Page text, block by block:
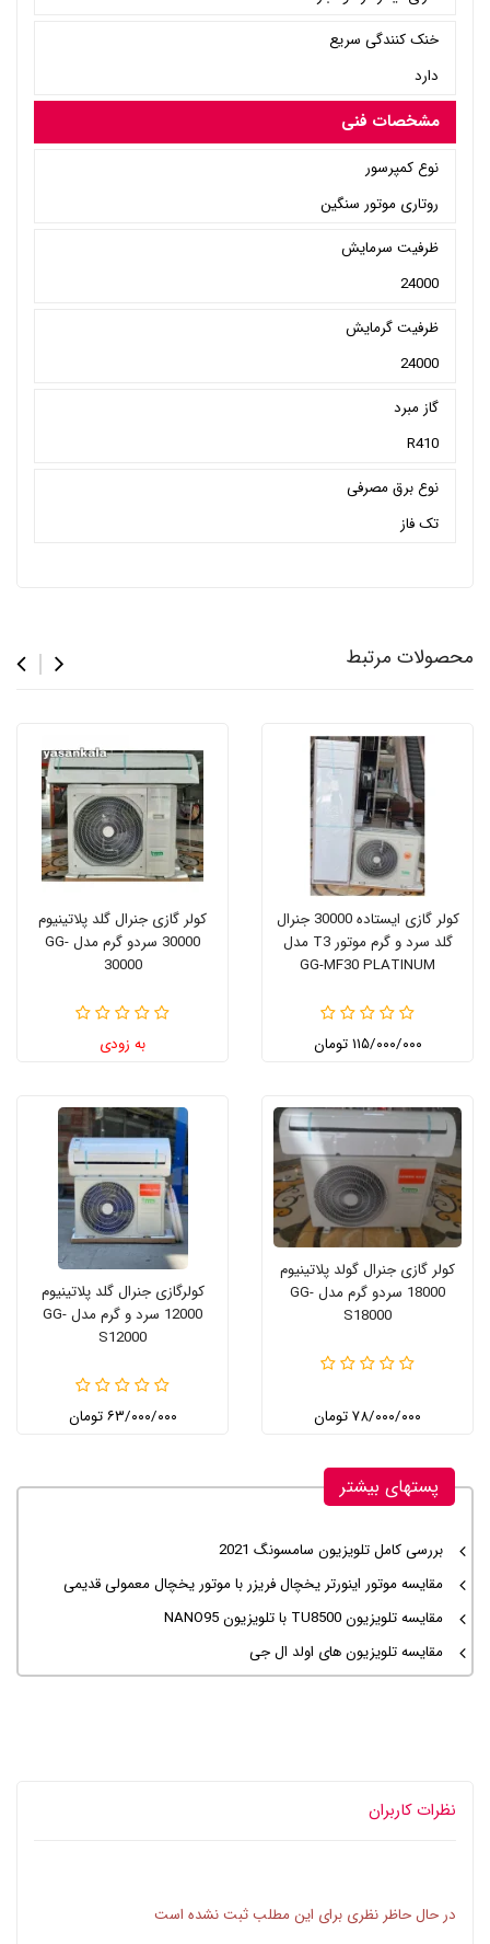
خنک کنندگی سریع
دارد
مشخصات فنی
نوع کمپرسور
روتاری موتور سنگین
ظرفیت سرمایش
24000
ظرفیت گرمایش
24000
گاز مبرد
R410
نوع برق مصرفی
تک فاز
محصولات مرتبط
کولر گازی ایستاده 30000 جنرال
گلد سرد و گرم موتور T3 مدل
GG-MF30 PLATINUM
۱۱۵/۰۰۰/۰۰۰ تومان
کولر گازی جنرال گلد پلاتینیوم
30000 سردو گرم مدل GG-
30000
به زودی
کولر گازی جنرال گولد پلاتینیوم
18000 سردو گرم مدل GG-
S18000
۷۸/۰۰۰/۰۰۰ تومان
کولرگازی جنرال گلد پلاتینیوم
12000 سرد و گرم مدل GG-
S12000
۶۳/۰۰۰/۰۰۰ تومان
پستهای بیشتر
بررسی کامل تلویزیون سامسونگ 2021
مقایسه موتور اینورتر یخچال فریزر با موتور یخچال معمولی قدیمی
مقایسه تلویزیون TU8500 با تلویزیون NANO95
مقایسه تلویزیون های اولد ال جی
نظرات کاربران
در حال حاظر نظری برای این مطلب ثبت نشده است